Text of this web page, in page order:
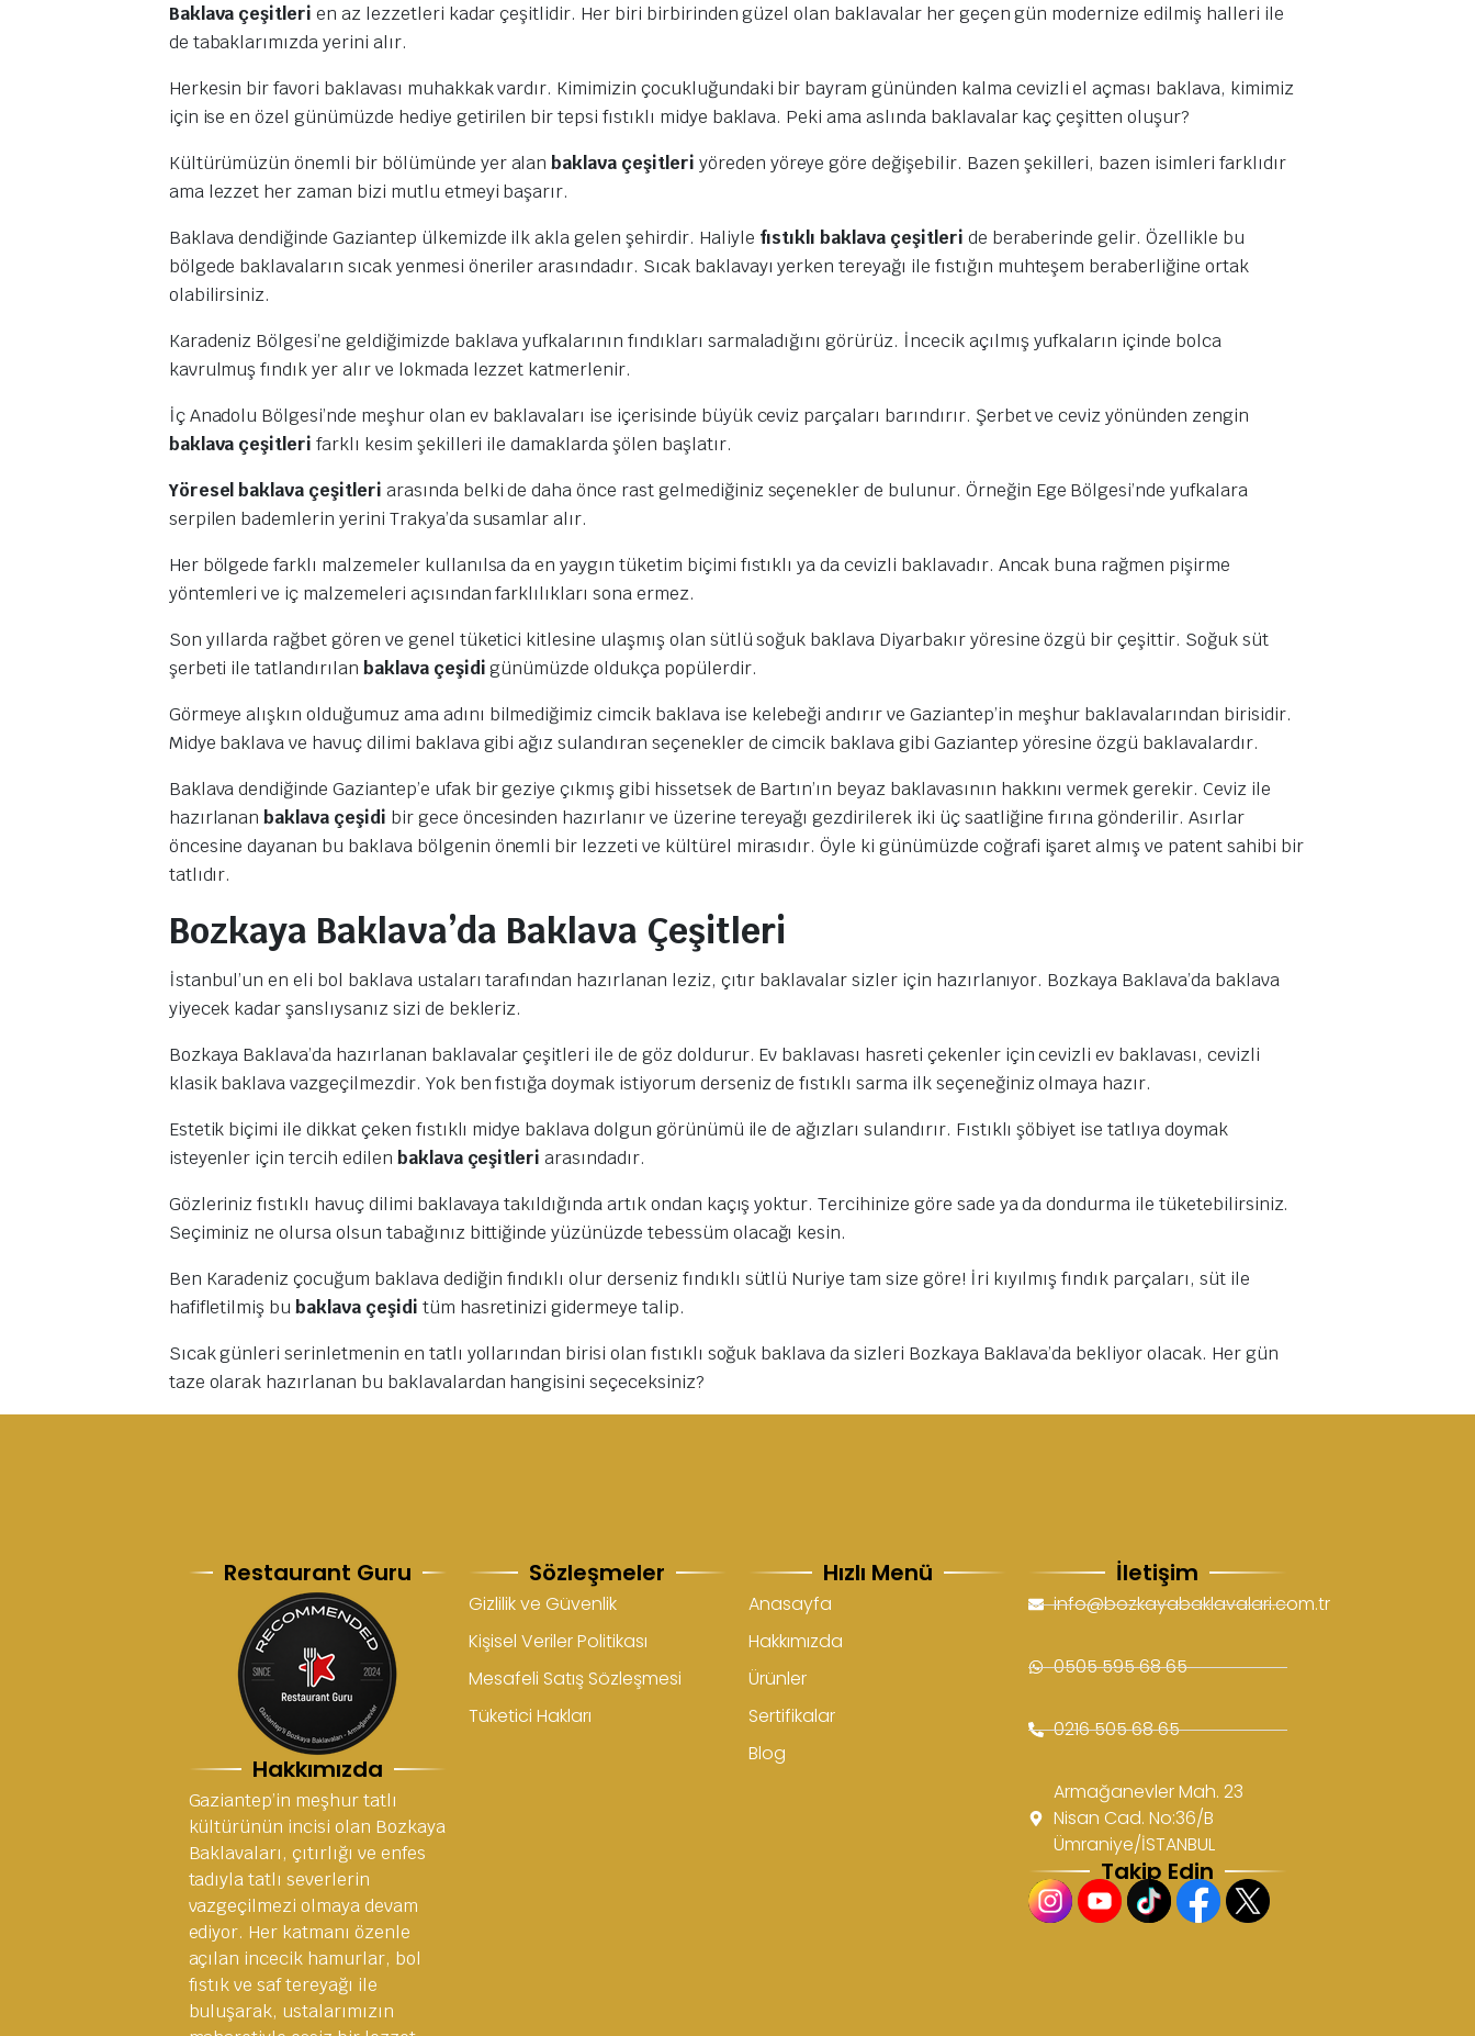
Baklava çeşitlerien az lezzetleri kadar çeşitlidir. Her biri birbirinden güzel olan baklavalar her geçen gün modernize edilmiş halleri ile
de tabaklarımızda yerini alır.
Herkesin bir favori baklavası muhakkak vardır. Kimimizin çocukluğundaki bir bayram gününden kalma cevizli el açması baklava, kimimiz
için ise en özel günümüzde hediye getirilen bir tepsi fıstıklı midye baklava. Peki ama aslında baklavalar kaç çeşitten oluşur?
Kültürümüzün önemli bir bölümünde yer alanbaklava çeşitleri yöreden yöreye göre değişebilir. Bazen şekilleri, bazen isimleri farklıdır
ama lezzet her zaman bizi mutlu etmeyi başarır.
Baklava dendiğinde Gaziantep ülkemizde ilk akla gelen şehirdir. Haliyle fıstıklı baklava çeşitleri de beraberinde gelir. Özellikle bu
bölgede baklavaların sıcak yenmesi öneriler arasındadır. Sıcak baklavayı yerken tereyağı ile fıstığın muhteşem beraberliğine ortak
olabilirsiniz.
Karadeniz Bölgesi’ne geldiğimizde baklava yufkalarının fındıkları sarmaladığını görürüz. İncecik açılmış yufkaların içinde bolca
kavrulmuş fındık yer alır ve lokmada lezzet katmerlenir.
İç Anadolu Bölgesi’nde meşhur olan ev baklavaları ise içerisinde büyük ceviz parçaları barındırır. Şerbet ve ceviz yönünden zengin
baklava çeşitlerifarklı kesim şekilleri ile damaklarda şölen başlatır.
Yöresel baklava çeşitleri arasında belki de daha önce rast gelmediğiniz seçenekler de bulunur. Örneğin Ege Bölgesi’nde yufkalara
serpilen bademlerin yerini Trakya’da susamlar alır.
Her bölgede farklı malzemeler kullanılsa da en yaygın tüketim biçimi fıstıklı ya da cevizli baklavadır. Ancak buna rağmen pişirme
yöntemleri ve iç malzemeleri açısından farklılıkları sona ermez.
Son yıllarda rağbet gören ve genel tüketici kitlesine ulaşmış olan sütlü soğuk baklava Diyarbakır yöresine özgü bir çeşittir. Soğuk süt
şerbeti ile tatlandırılan baklava çeşidi günümüzde oldukça popülerdir.
Görmeye alışkın olduğumuz ama adını bilmediğimiz cimcik baklava ise kelebeği andırır ve Gaziantep’in meşhur baklavalarından birisidir.
Midye baklava ve havuç dilimi baklava gibi ağız sulandıran seçenekler de cimcik baklava gibi Gaziantep yöresine özgü baklavalardır.
Baklava dendiğinde Gaziantep’e ufak bir geziye çıkmış gibi hissetsek de Bartın’ın beyaz baklavasının hakkını vermek gerekir. Ceviz ile
hazırlananbaklava çeşidi bir gece öncesinden hazırlanır ve üzerine tereyağı gezdirilerek iki üç saatliğine fırına gönderilir. Asırlar
öncesine dayanan bu baklava bölgenin önemli bir lezzeti ve kültürel mirasıdır. Öyle ki günümüzde coğrafi işaret almış ve patent sahibi bir
tatlıdır.
Bozkaya Baklava’da Baklava Çeşitleri
İstanbul’un en eli bol baklava ustaları tarafından hazırlanan leziz, çıtır baklavalar sizler için hazırlanıyor. Bozkaya Baklava’da baklava
yiyecek kadar şanslıysanız sizi de bekleriz.
Bozkaya Baklava’da hazırlanan baklavalar çeşitleri ile de göz doldurur. Ev baklavası hasreti çekenler için cevizli ev baklavası, cevizli
klasik baklava vazgeçilmezdir. Yok ben fıstığa doymak istiyorum derseniz de fıstıklı sarma ilk seçeneğiniz olmaya hazır.
Estetik biçimi ile dikkat çeken fıstıklı midye baklava dolgun görünümü ile de ağızları sulandırır. Fıstıklı şöbiyet ise tatlıya doymak
isteyenler için tercih edilen baklava çeşitleriarasındadır.
Gözleriniz fıstıklı havuç dilimi baklavaya takıldığında artık ondan kaçış yoktur. Tercihinize göre sade ya da dondurma ile tüketebilirsiniz.
Seçiminiz ne olursa olsun tabağınız bittiğinde yüzünüzde tebessüm olacağı kesin.
Ben Karadeniz çocuğum baklava dediğin fındıklı olur derseniz fındıklı sütlü Nuriye tam size göre! İri kıyılmış fındık parçaları, süt ile
hafifletilmiş bubaklava çeşidi tüm hasretinizi gidermeye talip.
Sıcak günleri serinletmenin en tatlı yollarından birisi olan fıstıklı soğuk baklava da sizleri Bozkaya Baklava’da bekliyor olacak. Her gün
taze olarak hazırlanan bu baklavalardan hangisini seçeceksiniz?
Restaurant Guru
Hakkımızda
Gaziantep’in meşhur tatlı
kültürünün incisi olan Bozkaya
Baklavaları, çıtırlığı ve enfes
tadıyla tatlı severlerin
vazgeçilmezi olmaya devam
ediyor. Her katmanı özenle
açılan incecik hamurlar, bol
fıstık ve saf tereyağı ile
buluşarak, ustalarımızın
Sözleşmeler
Gizlilik ve Güvenlik
Kişisel Veriler Politikası
Mesafeli Satış Sözleşmesi
Tüketici Hakları
Hızlı Menü
Anasayfa
Hakkımızda
Ürünler
Sertifikalar
Blog
İletişim
info@bozkayabaklavalari.com.tr
0505 595 68 65
0216 505 68 65
Armağanevler Mah. 23
Nisan Cad. No:36/B
Ümraniye/İSTANBUL
Takip Edin